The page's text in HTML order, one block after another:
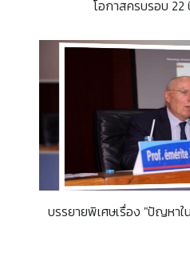
โอกาสครบรอบ
บรรยายพิเศษเรื่อง "ปัญหา